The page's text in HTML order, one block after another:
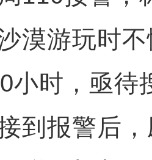
漠游玩时
小时，亟待
报警后，